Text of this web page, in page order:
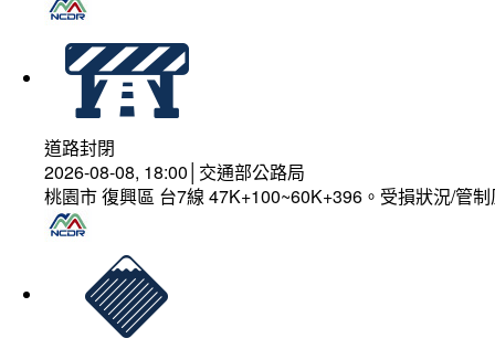
道路封閉
2026-08-08, 18:00│交通部公路局
桃園市 復興區 台7線 47K+100~60K+396。受損狀況/管